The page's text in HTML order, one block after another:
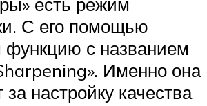
С его помощью
функцию с названием
Именно она
за настройку качества